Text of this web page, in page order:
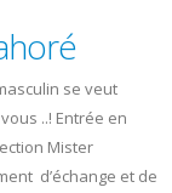
se veut
..! Entrée en
Mister
d’échange et de